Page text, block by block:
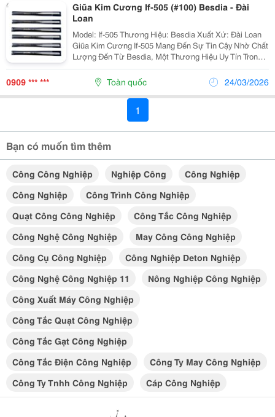
Giũa Kim Cương If-505 (#100) Besdia - Đài
Loan
Model: If-505 Thương Hiệu: Besdia Xuất Xứ: Đài Loan
Giũa Kim Cương If-505 Mang Đến Sự Tin Cậy Nhờ Chất
Lượng Đến Từ Besdia, Một Thương Hiệu Uy Tín Trong
Lĩnh Vực Dụng Cụ Kim Cương Công Nghiệp. Sản Phẩm
Có Hiệu Suất Gia Công Cao Nhờ Độ Hạt...
0909 *** *** Toàn quốc 24/03/2026
1
Bạn có muốn tìm thêm
Công Công Nghiệp Nghiệp Công
Công Nghiệp
Công Nghiệp
Công Trình Công Nghiệp
Quạt Công Công Nghiệp
Công Tắc Công Nghiệp
Công Nghệ Công Nghiệp
May Công Công Nghiệp
Công Cụ Công Nghiệp
Công Nghiệp Deton Nghiệp
Công Nghệ Công Nghiệp 11
Nông Nghiệp Công Nghiệp
Công Xuất Máy Công Nghiệp
Công Tắc Quạt Công Nghiệp
Công Tắc Gạt Công Nghiệp
Công Tắc Điện Công Nghiệp
Công Ty May Công Nghiệp
Công Ty Tnhh Công Nghiệp
Cáp Công Nghiệp